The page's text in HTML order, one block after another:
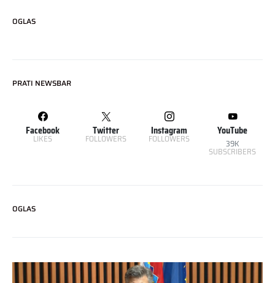
OGLAS
PRATI NEWSBAR
Facebook
LIKES
Twitter
FOLLOWERS
Instagram
FOLLOWERS
YouTube
39K
SUBSCRIBERS
OGLAS